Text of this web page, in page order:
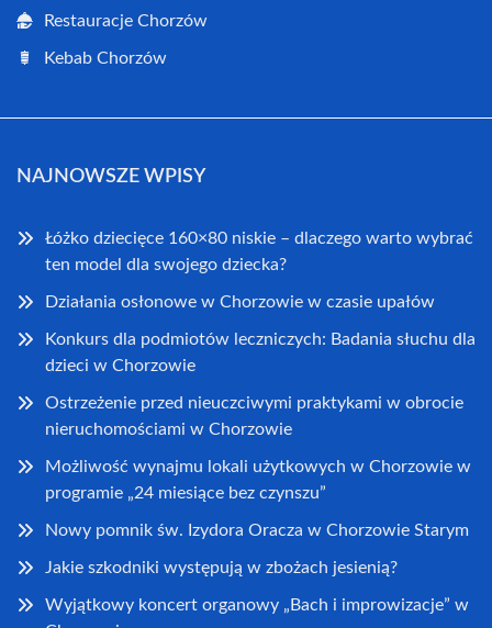
Restauracje Chorzów
Kebab Chorzów
NAJNOWSZE WPISY
Łóżko dziecięce 160×80 niskie – dlaczego warto wybrać
ten model dla swojego dziecka?
Działania osłonowe w Chorzowie w czasie upałów
Konkurs dla podmiotów leczniczych: Badania słuchu dla
dzieci w Chorzowie
Ostrzeżenie przed nieuczciwymi praktykami w obrocie
nieruchomościami w Chorzowie
Możliwość wynajmu lokali użytkowych w Chorzowie w
programie „24 miesiące bez czynszu”
Nowy pomnik św. Izydora Oracza w Chorzowie Starym
Jakie szkodniki występują w zbożach jesienią?
Wyjątkowy koncert organowy „Bach i improwizacje” w